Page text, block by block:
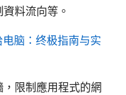
料流向等。
脑：终极指南与实
限制應用程式的網